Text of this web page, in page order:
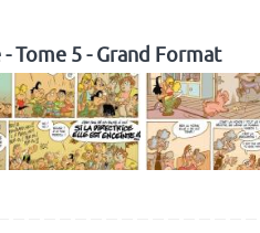
Tome 5 - Grand Format